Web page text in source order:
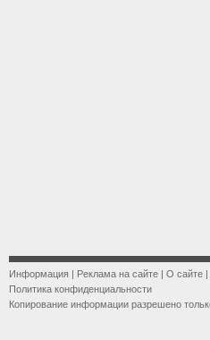
Информация | Реклама на сайте | О сайте |
Политика конфиденциальности
Копирование информации разрешено